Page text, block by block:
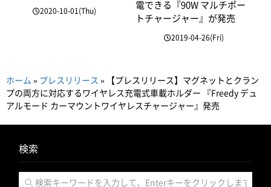
2020-10-01(Thu)
電できる『90W マルチポー
トチャージャー』が発売
2019-04-26(Fri)
ホーム » プレスリリース » 【プレスリリース】マグネットとクラン
プの両方に対応するワイヤレス充電式車載ホルダー 『Freedy デュ
アルモード カーマウントワイヤレスチャージャー』発売
検索